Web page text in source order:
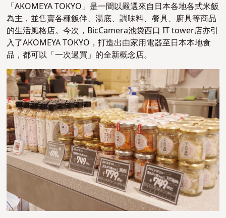
「AKOMEYA TOKYO」是一間以嚴選來自日本各地各式米飯
為主，並售賣各種飯伴、湯底、調味料、餐具、廚具等商品
的生活風格店。今次，BicCamera池袋西口 IT tower店亦引
入了AKOMEYA TOKYO，打造出由家用電器至日本本地食
品，都可以「一次過買」的全新概念店。